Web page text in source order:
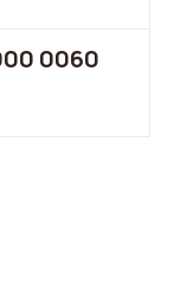
0060